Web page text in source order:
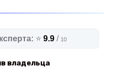
⭐ 9.9 / 10
владельца